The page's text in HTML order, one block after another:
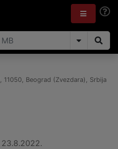
, 11050, Beograd (Zvezdara) , Srbija
23.8.2022.